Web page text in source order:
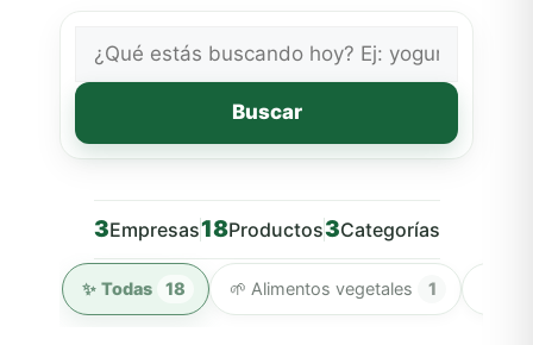
Buscar
3Empresas18Productos3Categorías
✨ Todas 18 🌱 Alimentos vegetales 1